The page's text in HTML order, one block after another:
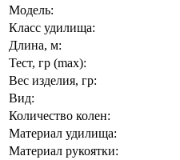
Модель:
Класс удилища:
Длина, м:
Тест, гр (max):
Вес изделия, гр:
Вид:
Количество колен:
Материал удилища:
Материал рукоятки: